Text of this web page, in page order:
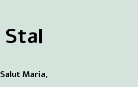
Stal
Salut Maria,